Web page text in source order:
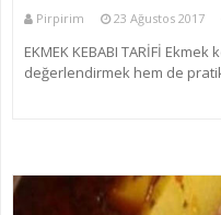
Pirpirim 23 Ağustos 2017
EKMEK KEBABI TARİFİ
değerlendirmek hem de